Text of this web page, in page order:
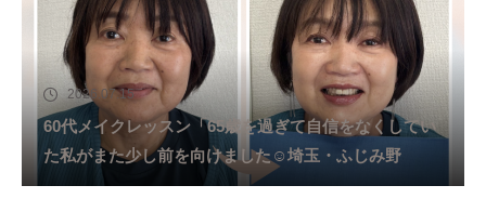
2026.07.15
60代メイクレッスン「65歳を過ぎて自信をなくしてい
た私がまた少し前を向けました☺️埼玉・ふじみ野